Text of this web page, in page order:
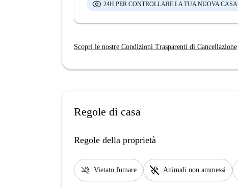
24H PER CONTROLLARE LA TUA NUOVA CASA
Scopri le nostre Condizioni Trasparenti di Cancellazione
Regole di casa
Regole della proprietà
smoke_free Vietato fumare pet_supplies Animali non ammessi